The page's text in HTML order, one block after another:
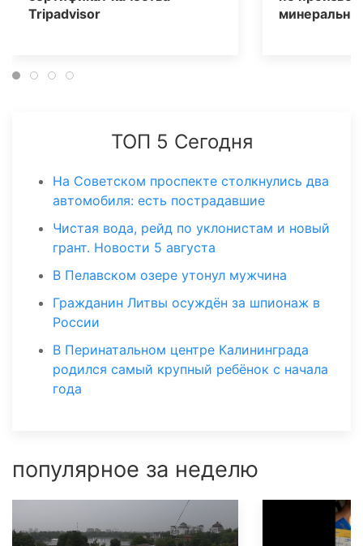
Tripаdvisor
ТОП 5 Сегодня
На Советском проспекте столкнулись два
автомобиля: есть пострадавшие
Чистая вода, рейд по уклонистам и новый
грант. Новости 5 августа
В Пелавском озере утонул мужчина
Гражданин Литвы осуждён за шпионаж в
России
В Перинатальном центре Калининграда
родился самый крупный ребёнок с начала
года
популярное за неделю